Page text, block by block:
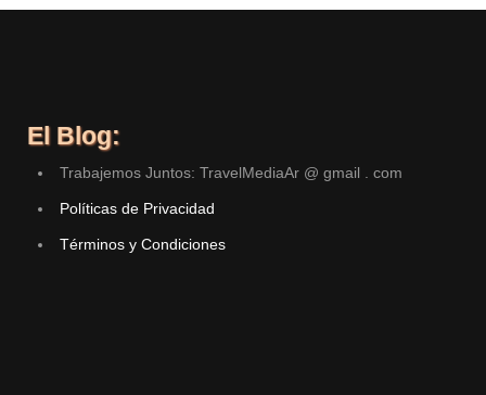
El Blog:
Trabajemos Juntos: TravelMediaAr @ gmail . com
Políticas de Privacidad
Términos y Condiciones